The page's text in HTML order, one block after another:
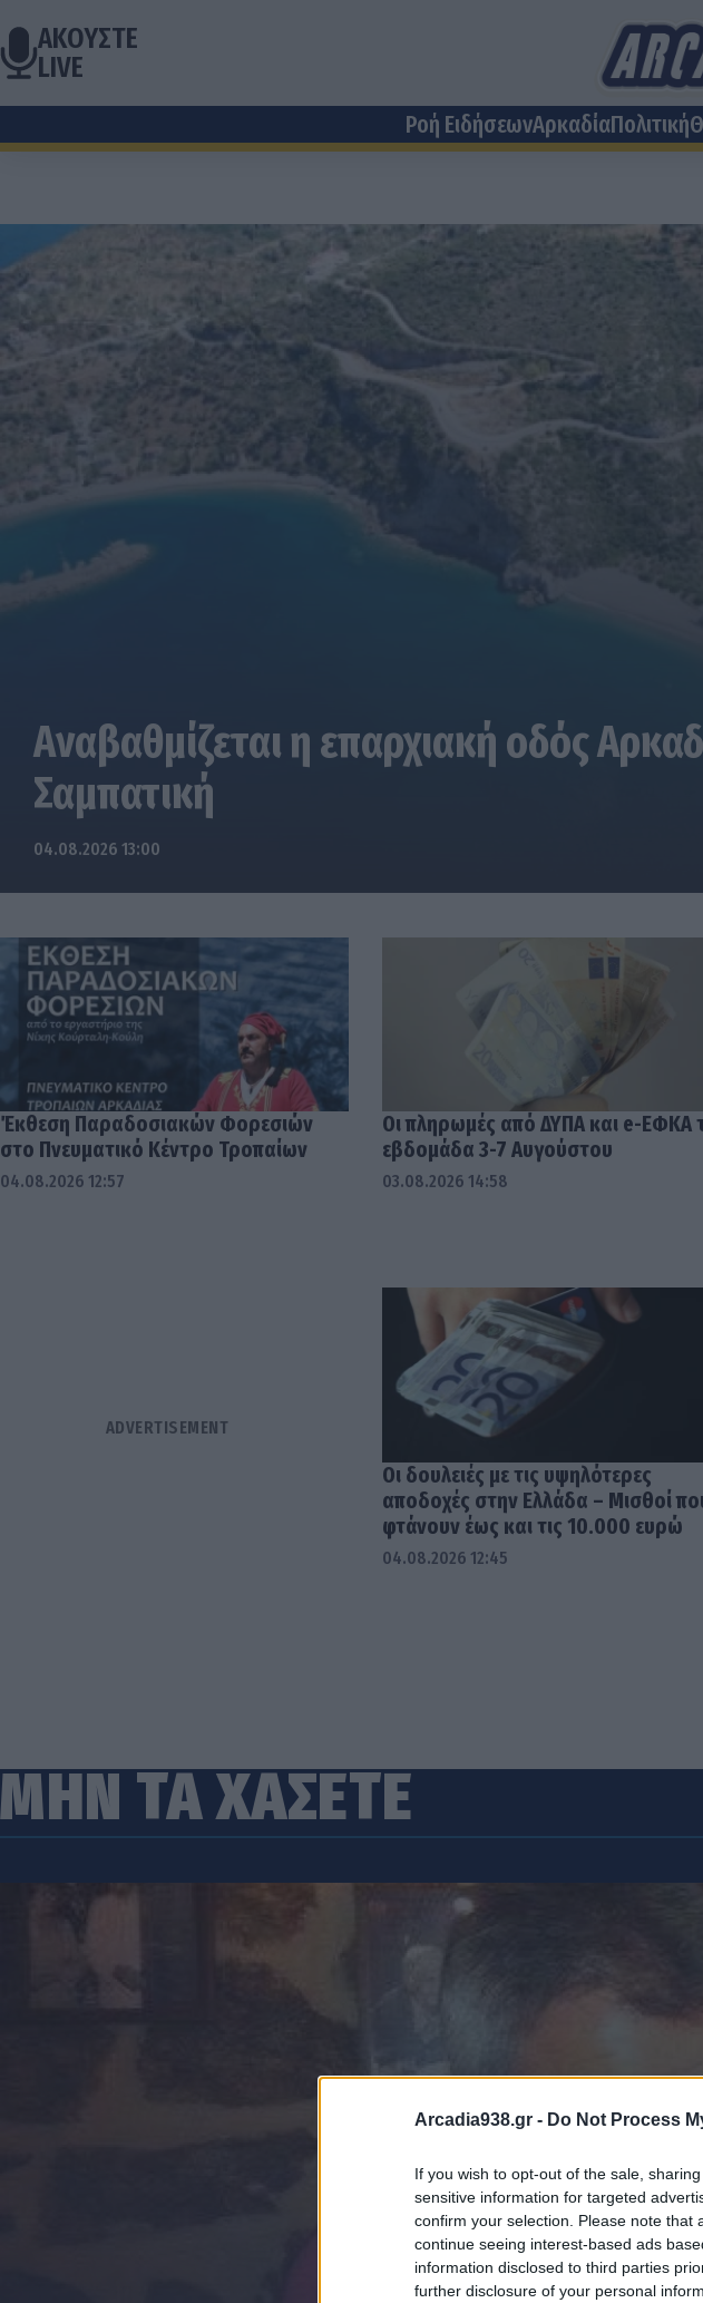
Arcadia938.gr - Do Not Process
If you wish to opt-out of the sale,
sensitive information for targeted
confirm your selection. Please note
continue seeing interest-based ads
information disclosed to third parties
further disclosure of your personal
ΑΚΟΥΣΤΕ
LIVE
Ροή ΕιδήσεωνΑρκαδίαΠολιτική
Αναβαθμίζεται η επαρχιακή οδός
Σαμπατική
04.08.2026 13:00
Έκθεση Παραδοσιακών Φορεσιών
στο Πνευματικό Κέντρο Τροπαίων
04.08.2026 12:57
Οι πληρωμές από ΔΥΠΑ και e-ΕΦΚΑ
εβδομάδα 3-7 Αυγούστου
03.08.2026 14:58
Οι δουλειές με τις υψηλότερες
αποδοχές στην Ελλάδα – Μισθοί
φτάνουν έως και τις 10.000 ευρώ
04.08.2026 12:45
ΜΗΝ ΤΑ ΧΑΣΕΤΕ